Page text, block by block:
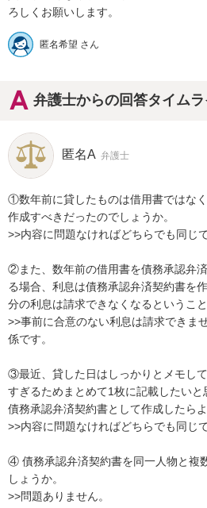
匿名希望 さん
弁護士からの回答タイム
匿名A 弁護士
①数年前に貸したものは借用書ではな
作成すべきだったのでしょうか。
>>内容に問題なければどちらでも同じで
②また、数年前の借用書を債務承認弁
る場合、利息は債務承認弁済契約書を
分の利息は請求できなくなるというこ
>>事前に合意のない利息は請求できま
係です。
③最近、貸した日はしっかりとメモし
すぎるためまとめて1枚に記載したいと
債務承認弁済契約書として作成したら
>>内容に問題なければどちらでも同じで
④ 債務承認弁済契約書を同一人物と複
しょうか。
>>問題ありません。